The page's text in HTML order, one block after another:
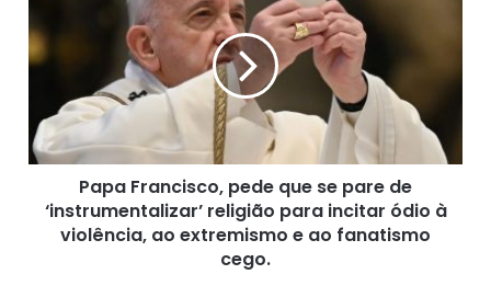
a
d
o
a
r
p
F
n
c
Papa Francisco, pede que se pare de
‘instrumentalizar’ religião para incitar ódio à
violência, ao extremismo e ao fanatismo
cego.